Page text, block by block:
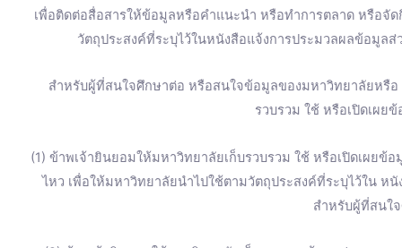
เพื่อติดต่อสื่อสารให้ข้อมูลหรือคำแนะนำ หรือทำการตลาด หรือจั
วัตถุประสงค์ที่ระบุไว้ในหนังสือแจ้งการประมวลผลข้อมูล
สำหรับผู้ที่สนใจศึกษาต่อ หรือสนใจข้อมูลของมหาวิทยาลัยหรื
รวบรวม ใช้ หรือเปิดเผย
(1) ข้าพเจ้ายินยอมให้มหาวิทยาลัยเก็บรวบรวม ใช้ หรือเปิดเผย
ไหว เพื่อให้มหาวิทยาลัยนำไปใช้ตามวัตถุประสงค์ที่ระบุไว้ใน
สำหรับผู้ที่สนใ